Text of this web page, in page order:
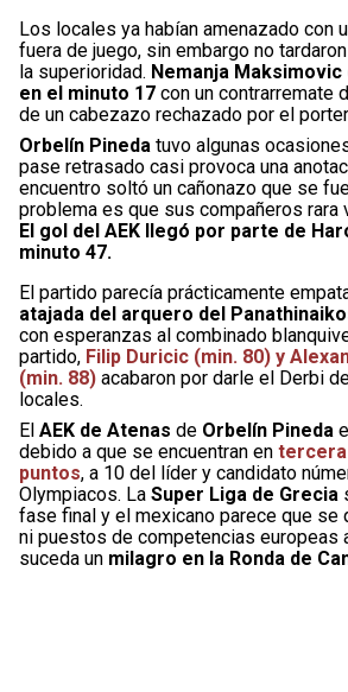
Los locales ya habían amenazado con
fuera de juego, sin embargo no
la superioridad. Nemanja
en el minuto 17 con un contrarremate
de un cabezazo rechazado por el
Orbelín Pineda tuvo algunas
pase retrasado casi provoca una
encuentro soltó un cañonazo que se
problema es que sus compañeros rara
El gol del AEK llegó por parte de
minuto 47.
El partido parecía prácticamente
atajada del arquero del
con esperanzas al combinado
partido, Filip Duricic (min. 80) y
(min. 88) acabaron por darle el Derbi
locales.
El AEK de Atenas de Orbelín Pineda
debido a que se encuentran en tercera
puntos, a 10 del líder y candidato
Olympiacos. La Super Liga de Grecia
fase final y el mexicano parece que se
ni puestos de competencias europeas
suceda un milagro en la Ronda de